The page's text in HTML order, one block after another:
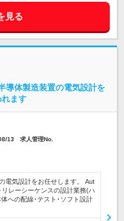
見る
導体製造装置の電気設計を
ます
13 求人管理No.
電気設計をお任せします。 Aut
レーシーケンスの設計業務(ハ
への配線･テスト･ソフト設計